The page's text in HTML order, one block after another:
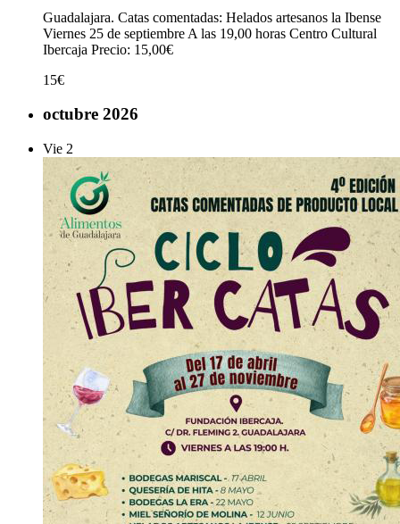
Guadalajara. Catas comentadas: Helados artesanos la Ibense
Viernes 25 de septiembre A las 19,00 horas Centro Cultural
Ibercaja Precio: 15,00€
15€
octubre 2026
Vie 2